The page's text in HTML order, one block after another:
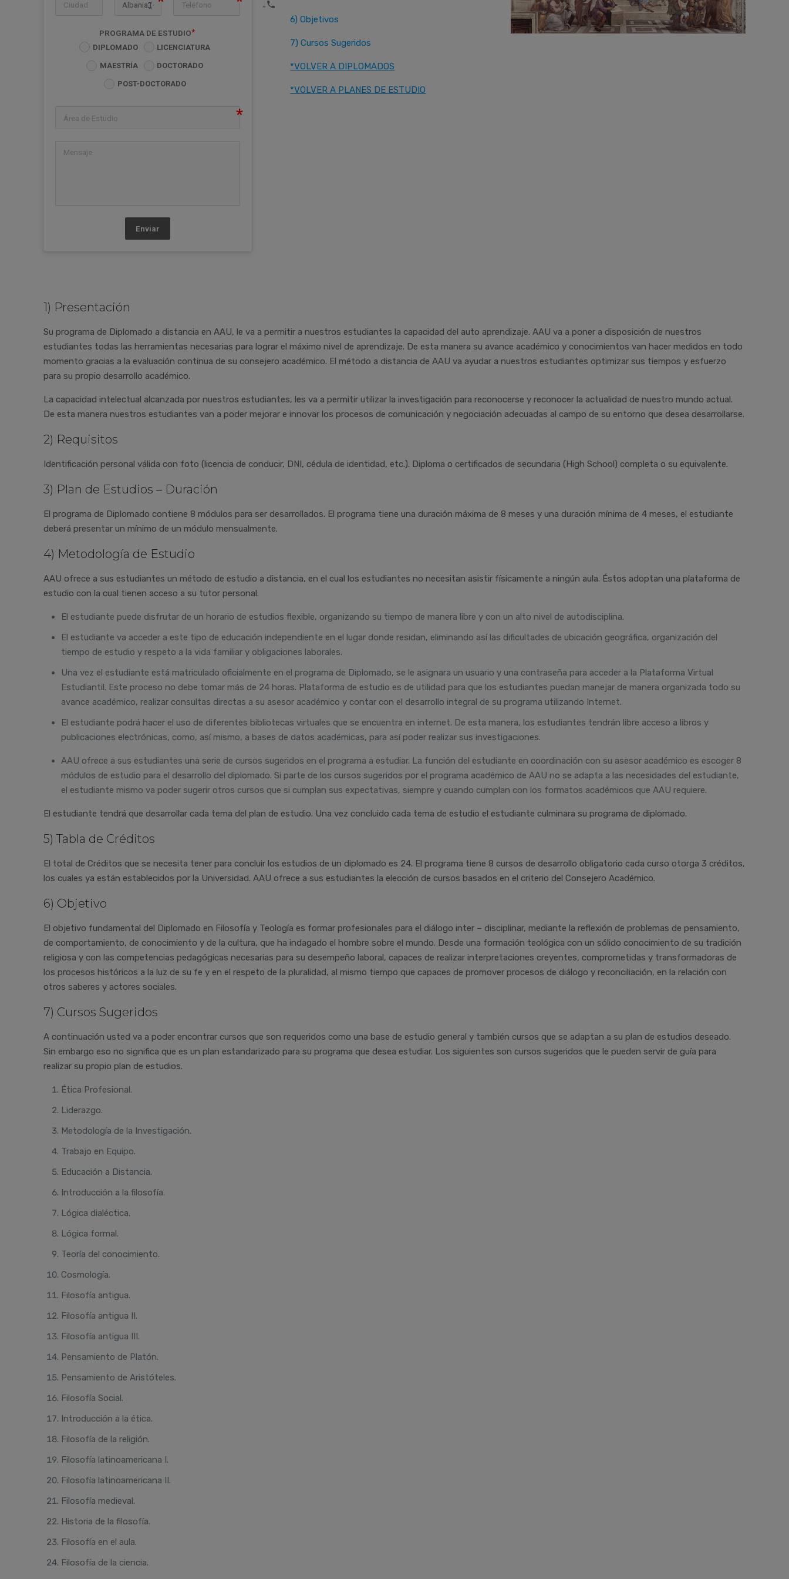
icon-phone
PROGRAMA DE ESTUDIO
DIPLOMADO LICENCIATURA
MAESTRÍA DOCTORADO
POST-DOCTORADO
Enviar
6) Objetivos
7) Cursos Sugeridos
*VOLVER A DIPLOMADOS
*VOLVER A PLANES DE ESTUDIO
1) Presentación
Su programa de Diplomado a distancia en AAU, le va a permitir a nuestros estudiantes la capacidad del auto aprendizaje. AAU va a poner a disposición de nuestros
estudiantes todas las herramientas necesarias para lograr el máximo nivel de aprendizaje. De esta manera su avance académico y conocimientos van hacer medidos en todo
momento gracias a la evaluación continua de su consejero académico. El método a distancia de AAU va ayudar a nuestros estudiantes optimizar sus tiempos y esfuerzo
para su propio desarrollo académico.
La capacidad intelectual alcanzada por nuestros estudiantes, les va a permitir utilizar la investigación para reconocerse y reconocer la actualidad de nuestro mundo actual.
De esta manera nuestros estudiantes van a poder mejorar e innovar los procesos de comunicación y negociación adecuadas al campo de su entorno que desea desarrollarse.
2) Requisitos
Identificación personal válida con foto (licencia de conducir, DNI, cédula de identidad, etc.). Diploma o certificados de secundaria (High School) completa o su equivalente.
3) Plan de Estudios – Duración
El programa de Diplomado contiene 8 módulos para ser desarrollados. El programa tiene una duración máxima de 8 meses y una duración mínima de 4 meses, el estudiante
deberá presentar un mínimo de un módulo mensualmente.
4) Metodología de Estudio
AAU ofrece a sus estudiantes un método de estudio a distancia, en el cual los estudiantes no necesitan asistir físicamente a ningún aula. Éstos adoptan una plataforma de
estudio con la cual tienen acceso a su tutor personal.
El estudiante puede disfrutar de un horario de estudios flexible, organizando su tiempo de manera libre y con un alto nivel de autodisciplina.
El estudiante va acceder a este tipo de educación independiente en el lugar donde residan, eliminando así las dificultades de ubicación geográfica, organización del
tiempo de estudio y respeto a la vida familiar y obligaciones laborales.
Una vez el estudiante está matriculado oficialmente en el programa de Diplomado, se le asignara un usuario y una contraseña para acceder a la Plataforma Virtual
Estudiantil. Este proceso no debe tomar más de 24 horas. Plataforma de estudio es de utilidad para que los estudiantes puedan manejar de manera organizada todo su
avance académico, realizar consultas directas a su asesor académico y contar con el desarrollo integral de su programa utilizando Internet.
El estudiante podrá hacer el uso de diferentes bibliotecas virtuales que se encuentra en internet. De esta manera, los estudiantes tendrán libre acceso a libros y
publicaciones electrónicas, como, así mismo, a bases de datos académicas, para así poder realizar sus investigaciones.
AAU ofrece a sus estudiantes una serie de cursos sugeridos en el programa a estudiar. La función del estudiante en coordinación con su asesor académico es escoger 8
módulos de estudio para el desarrollo del diplomado. Si parte de los cursos sugeridos por el programa académico de AAU no se adapta a las necesidades del estudiante,
el estudiante mismo va poder sugerir otros cursos que si cumplan sus expectativas, siempre y cuando cumplan con los formatos académicos que AAU requiere.
El estudiante tendrá que desarrollar cada tema del plan de estudio. Una vez concluido cada tema de estudio el estudiante culminara su programa de diplomado.
5) Tabla de Créditos
El total de Créditos que se necesita tener para concluir los estudios de un diplomado es 24. El programa tiene 8 cursos de desarrollo obligatorio cada curso otorga 3 créditos,
los cuales ya están establecidos por la Universidad. AAU ofrece a sus estudiantes la elección de cursos basados en el criterio del Consejero Académico.
6) Objetivo
El objetivo fundamental del Diplomado en Filosofía y Teología es formar profesionales para el diálogo inter – disciplinar, mediante la reflexión de problemas de pensamiento,
de comportamiento, de conocimiento y de la cultura, que ha indagado el hombre sobre el mundo. Desde una formación teológica con un sólido conocimiento de su tradición
religiosa y con las competencias pedagógicas necesarias para su desempeño laboral, capaces de realizar interpretaciones creyentes, comprometidas y transformadoras de
los procesos históricos a la luz de su fe y en el respeto de la pluralidad, al mismo tiempo que capaces de promover procesos de diálogo y reconciliación, en la relación con
otros saberes y actores sociales.
7) Cursos Sugeridos
A continuación usted va a poder encontrar cursos que son requeridos como una base de estudio general y también cursos que se adaptan a su plan de estudios deseado.
Sin embargo eso no significa que es un plan estandarizado para su programa que desea estudiar. Los siguientes son cursos sugeridos que le pueden servir de guía para
realizar su propio plan de estudios.
Ética Profesional.
Liderazgo.
Metodología de la Investigación.
Trabajo en Equipo.
Educación a Distancia.
Introducción a la filosofía.
Lógica dialéctica.
Lógica formal.
Teoría del conocimiento.
Cosmología.
Filosofía antigua.
Filosofía antigua II.
Filosofía antigua III.
Pensamiento de Platón.
Pensamiento de Aristóteles.
Filosofía Social.
Introducción a la ética.
Filosofía de la religión.
Filosofía latinoamericana I.
Filosofía latinoamericana II.
Filosofía medieval.
Historia de la filosofía.
Filosofía en el aula.
Filosofía de la ciencia.